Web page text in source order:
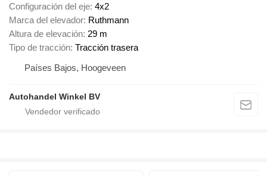
Configuración del eje 4x2
Marca del elevador Ruthmann
Altura de elevación 29 m
Tipo de tracción Tracción trasera
Países Bajos, Hoogeveen
Autohandel Winkel BV